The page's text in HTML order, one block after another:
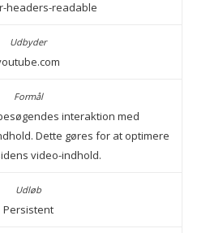
headers-readable
interaktion med
Dette gøres for at optimere
video-indhold.
Persistent